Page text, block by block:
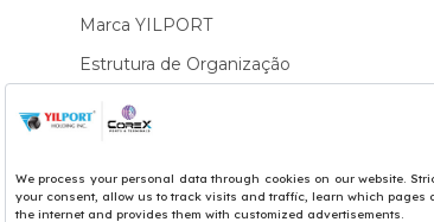
Marca YILPORT
Estrutura de Organização
Sustentabilidade